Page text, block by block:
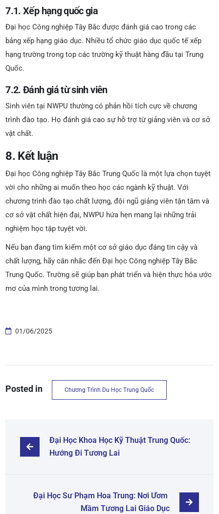
7.1. Xếp hạng quốc gia
Đại học Công nghiệp Tây Bắc được đánh giá cao trong các
bảng xếp hạng giáo dục. Nhiều tổ chức giáo dục quốc tế xếp
hạng trường trong top các trường kỹ thuật hàng đầu tại Trung
Quốc.
7.2. Đánh giá từ sinh viên
Sinh viên tại NWPU thường có phản hồi tích cực về chương
trình đào tạo. Họ đánh giá cao sự hỗ trợ từ giảng viên và cơ sở
vật chất.
8. Kết luận
Đại học Công nghiệp Tây Bắc Trung Quốc là một lựa chọn tuyệt
vời cho những ai muốn theo học các ngành kỹ thuật. Với
chương trình đào tạo chất lượng, đội ngũ giảng viên tận tâm và
cơ sở vật chất hiện đại, NWPU hứa hẹn mang lại những trải
nghiệm học tập tuyệt vời.
Nếu bạn đang tìm kiếm một cơ sở giáo dục đáng tin cậy và
chất lượng, hãy cân nhắc đến Đại học Công nghiệp Tây Bắc
Trung Quốc. Trường sẽ giúp bạn phát triển và hiện thực hóa ước
mơ của mình trong tương lai.
01/06/2025
Posted in Chương Trình Du Học Trung Quốc
Đại Học Khoa Học Kỹ Thuật Trung Quốc:
Hướng Đi Tương Lai
Đại Học Sư Phạm Hoa Trung: Nơi Ươm
Mầm Tương Lai Giáo Dục